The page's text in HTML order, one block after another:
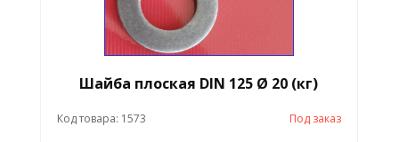
Шайба плоская DIN 125 Ø 20 (кг)
Код товара: 1573 Под заказ